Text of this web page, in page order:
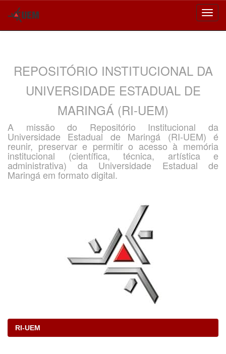
REPOSITÓRIO INSTITUCIONAL DA
UNIVERSIDADE ESTADUAL DE
MARINGÁ (RI-UEM)
A missão do Repositório Institucional da
Universidade Estadual de Maringá (RI-UEM) é
reunir, preservar e permitir o acesso à memória
institucional (científica, técnica, artística e
administrativa) da Universidade Estadual de
Maringá em formato digital.
RI-UEM